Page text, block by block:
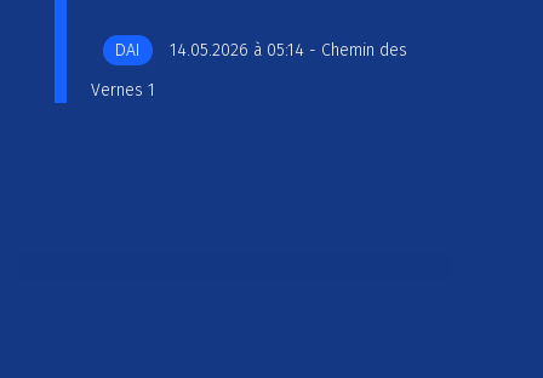
DAI
14.05.2026 à 05:14 - Chemin des
Vernes 1